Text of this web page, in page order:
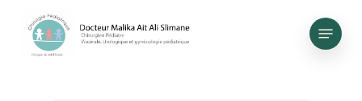
content
Menu